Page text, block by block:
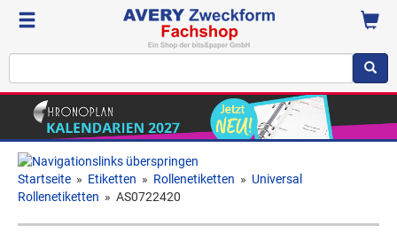
Startseite » Etiketten » Rollenetiketten » Universal
Rollenetiketten » AS0722420